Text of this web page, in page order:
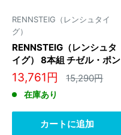
RENNSTEIG（レンシュタイ
グ）
RENNSTEIG（レンシュタ
イグ） 8本組 チゼル・ポン
チセット 421 014 0
販
価
格
13,761円 通
15,290円
在庫あり
カートに追加